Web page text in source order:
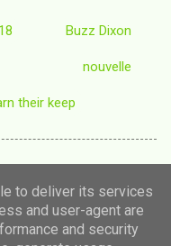
Buzz Dixon
nouvelle
their keep
to deliver its services
and user-agent are
and security